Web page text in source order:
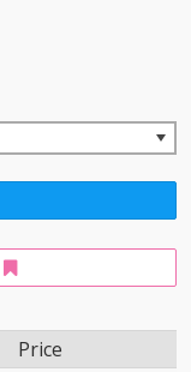
Price